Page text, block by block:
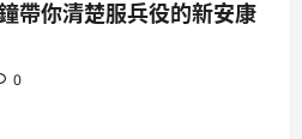
帶你清楚服兵役的新安康
0